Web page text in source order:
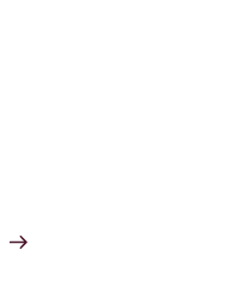
bejegyzés